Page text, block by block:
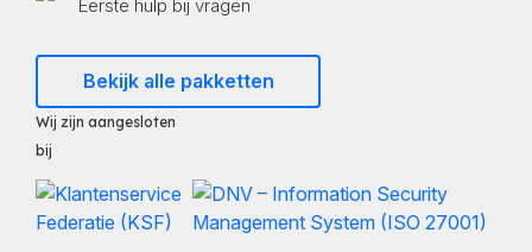
Eerste hulp bij vragen
Bekijk alle pakketten
Wij zijn aangesloten
bij